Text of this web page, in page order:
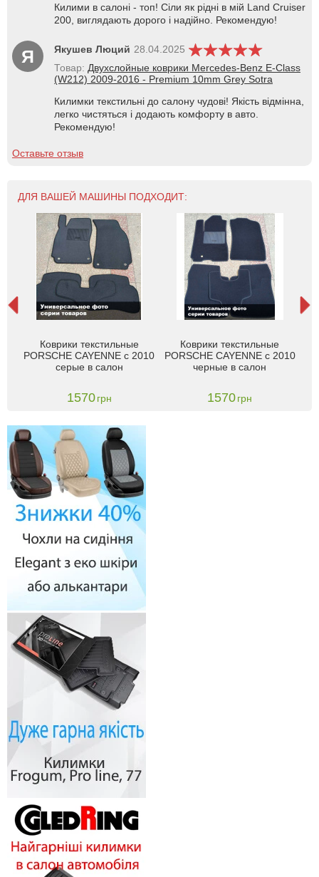
Килими в салоні - топ! Сіли як рідні в мій Land Cruiser
200, виглядають дорого і надійно. Рекомендую!
Я Якушев Люций 28.04.2025
Товар: Двухслойные коврики Mercedes-Benz E-Class
(W212) 2009-2016 - Premium 10mm Grey Sotra
Килимки текстильні до салону чудові! Якість відмінна,
легко чистяться і додають комфорту в авто.
Рекомендую!
Оставьте отзыв
ДЛЯ ВАШЕЙ МАШИНЫ ПОДХОДИТ:
Коврики текстильные
PORSCHE CAYENNE с 2010
серые в салон
1570 грн
Коврики текстильные
PORSCHE CAYENNE с 2010
черные в салон
1570грн